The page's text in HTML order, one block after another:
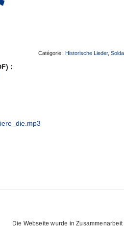
Catégorie: Historische Lieder,
:
Die Webseite wurde in Zusammenarbeit